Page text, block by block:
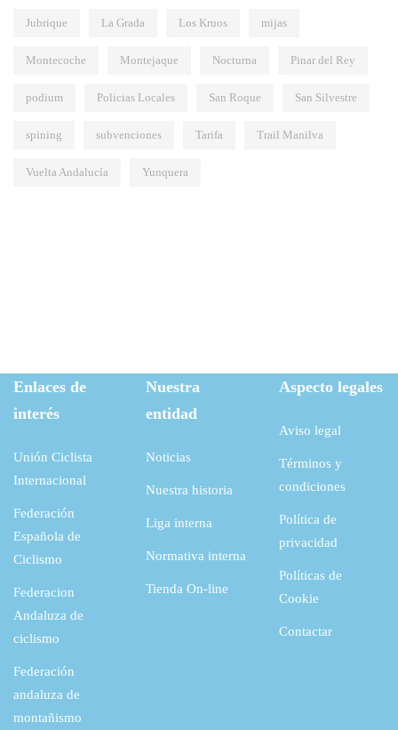
Jubrique La Grada Los Kruos mijas
Montecoche Montejaque Nocturna Pinar del Rey
podium Policias Locales San Roque San Silvestre
spining subvenciones Tarifa Trail Manilva
Vuelta Andalucía Yunquera
Enlaces de
interés
Unión Ciclista
Internacional
Federación
Española de
Ciclismo
Federacion
Andaluza de
ciclismo
Federación
andaluza de
montañismo
Nuestra
entidad
Noticias
Nuestra historia
Liga interna
Normativa interna
Tienda On-line
Aspecto legales
Aviso legal
Términos y
condiciones
Política de
privacidad
Políticas de
Cookie
Contactar